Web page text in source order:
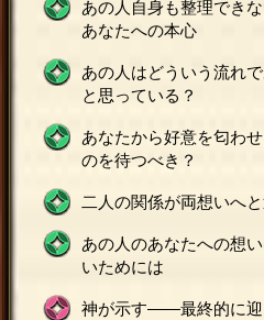
あの人自身も整理でき
あなたへの本心
あの人はどういう流れ
と思っている？
あなたから好意を匂わ
のを待つべき？
二人の関係が両想いへ
あの人のあなたへの想
いためには
神が示す――最終的に迎